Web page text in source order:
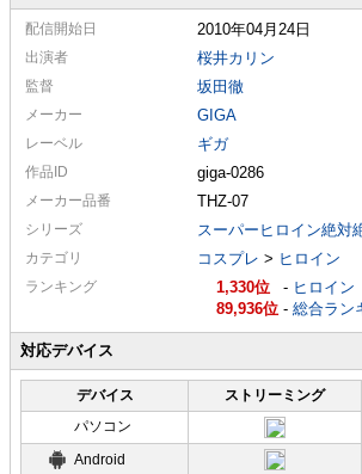
配信開始日 2010年04月24日
出演者 桜井カリン
監督 坂田徹
メーカー GIGA
レーベル ギガ
作品ID giga-0286
メーカー品番 THZ-07
シリーズ スーパーヒロイン絶対
カテゴリ コスプレ > ヒロイン
ランキング 1,330 - ヒロイン
89,936
- 総合ラン
対応デバイス
デバイス ストリーミング
パソコン
Android